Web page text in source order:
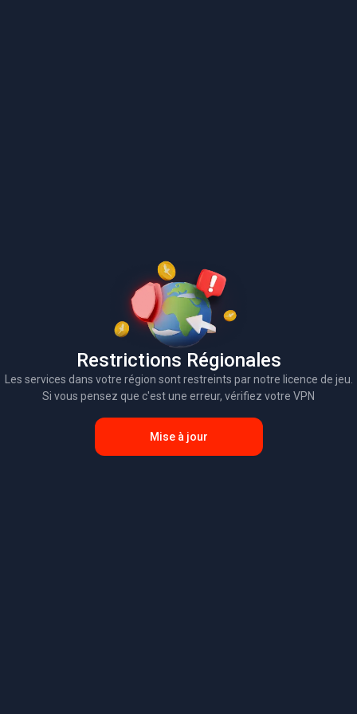
Restrictions Régionales
Les services dans votre région sont restreints par notre licence de jeu.
Si vous pensez que c'est une erreur, vérifiez votre VPN
Mise à jour